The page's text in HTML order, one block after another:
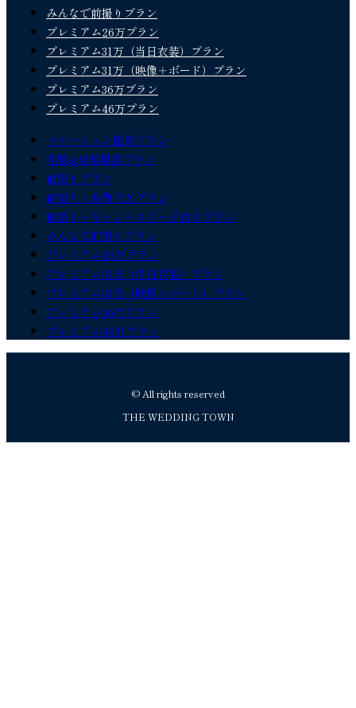
みんなで前撮りプラン
プレミアム26万プラン
プレミアム31万（当日衣装）プラン
プレミアム31万（映像＋ボード）プラン
プレミアム36万プラン
プレミアム46万プラン
ロケーション撮影プラン
和装&洋装撮影プラン
前撮りプラン
前撮り＋映像付きプラン
前撮り＋キャンバスボード付きプラン
みんなで前撮りプラン
プレミアム26万プラン
プレミアム31万（当日衣装）プラン
プレミアム31万（映像＋ボード）プラン
プレミアム36万プラン
プレミアム46万プラン
© All rights reserved
THE WEDDING TOWN